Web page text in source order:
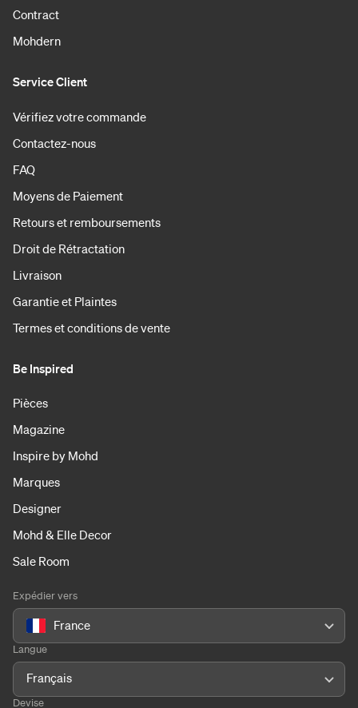
Contract
Mohdern
Service Client
Vérifiez votre commande
Contactez-nous
FAQ
Moyens de Paiement
Retours et remboursements
Droit de Rétractation
Livraison
Garantie et Plaintes
Termes et conditions de vente
Be Inspired
Pièces
Magazine
Inspire by Mohd
Marques
Designer
Mohd & Elle Decor
Sale Room
Expédier vers
France
Langue
Français
Devise